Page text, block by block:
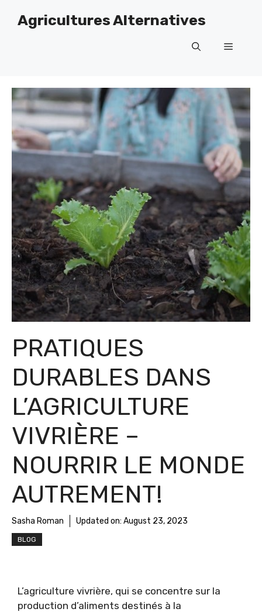
Agricultures Alternatives
Menu
PRATIQUES
DURABLES DANS
L’AGRICULTURE
VIVRIÈRE –
NOURRIR LE MONDE
AUTREMENT!
Sasha Roman Updated on: August 23, 2023
BLOG
L’agriculture vivrière, qui se concentre sur la
production d’aliments destinés à la